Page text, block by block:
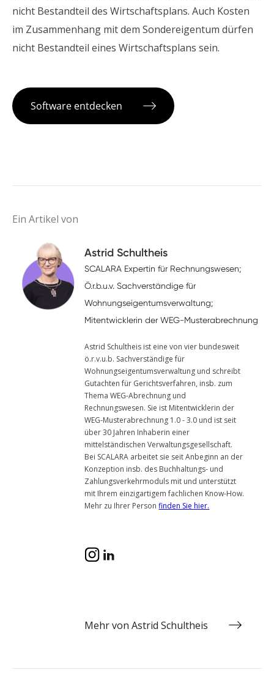
nicht Bestandteil des Wirtschaftsplans. Auch Kosten
im Zusammenhang mit dem Sondereigentum dürfen
nicht Bestandteil eines Wirtschaftsplans sein.
Software entdecken
Ein Artikel von
Astrid Schultheis
SCALARA Expertin für Rechnungswesen;
Ö.r.b.u.v. Sachverständige für
Wohnungseigentumsverwaltung;
Mitentwicklerin der WEG-Musterabrechnung
Astrid Schultheis ist eine von vier bundesweit
ö.r.v.u.b. Sachverständige für
Wohnungseigentumsverwaltung und schreibt
Gutachten für Gerichtsverfahren, insb. zum
Thema WEG-Abrechnung und
Rechnungswesen. Sie ist Mitentwicklerin der
WEG-Musterabrechnung 1.0 - 3.0 und ist seit
über 30 Jahren Inhaberin einer
mittelständischen Verwaltungsgesellschaft.
Bei SCALARA arbeitet sie seit Anbeginn an der
Konzeption insb. des Buchhaltungs- und
Zahlungsverkehrmoduls mit und unterstützt
mit Ihrem einzigartigem fachlichen Know-How.
Mehr zu Ihrer Personfinden Sie hier.
Mehr von Astrid Schultheis